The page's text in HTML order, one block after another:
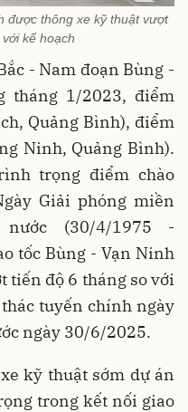
được thông xe kỹ thuật vượt
kế hoạch
- Nam đoạn Bùng -
tháng 1/2023, điểm
Quảng Bình), điểm
Ninh, Quảng Bình).
trọng điểm chào
Giải phóng miền
(30/4/1975 -
tốc Bùng - Vạn Ninh
tiến độ 6 tháng so với
tuyến chính ngày
ngày 30/6/2025.
kỹ thuật sớm dự án
trong kết nối giao